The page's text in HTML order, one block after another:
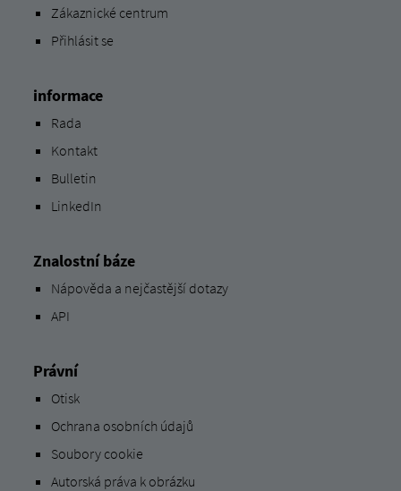
Zákaznické centrum
Přihlásit se
informace
Rada
Kontakt
Bulletin
LinkedIn
Znalostní báze
Nápověda a nejčastější dotazy
API
Právní
Otisk
Ochrana osobních údajů
Soubory cookie
Autorská práva k obrázku